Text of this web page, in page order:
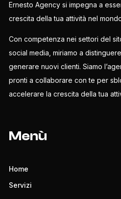
Ernesto Agency si impegna a
crescita della tua attività nel
Con competenza nei settori del
social media, miriamo a
generare nuovi clienti. Siamo
pronti a collaborare con te per
accelerare la crescita della tua
Menù
Home
Servizi